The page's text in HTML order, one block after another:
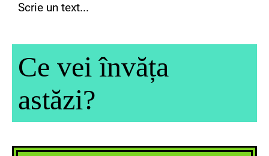
Scrie un text...
Ce vei învăța
astăzi?